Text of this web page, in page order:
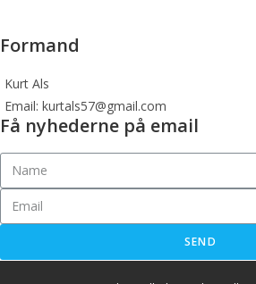
Formand
Kurt Als
Email: kurtals57@gmail.com
Få nyhederne på email
SEND